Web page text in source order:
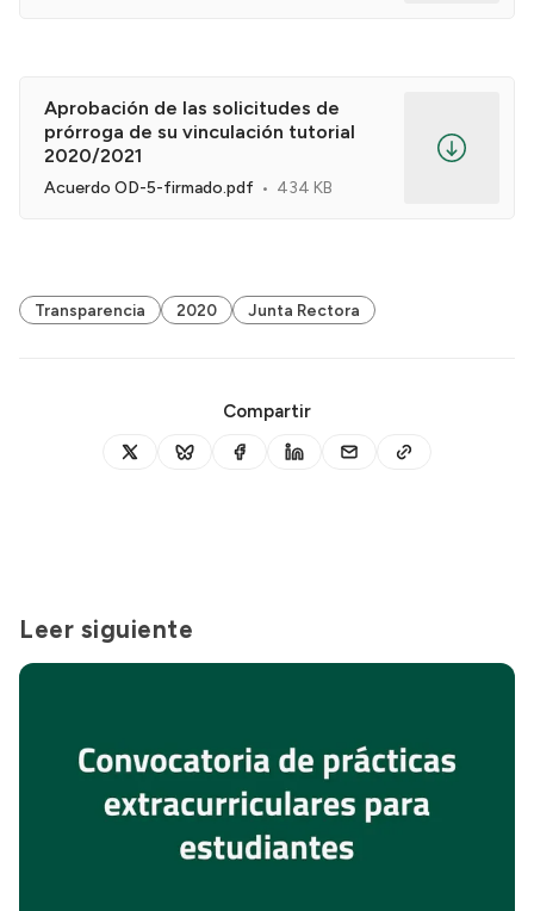
Aprobación de las solicitudes de
prórroga de su vinculación tutorial
2020/2021
Acuerdo OD-5-firmado.pdf 434 KB
Transparencia 2020 Junta Rectora
Compartir
Leer siguiente